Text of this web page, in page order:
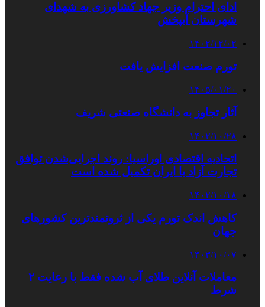
ادای احترام وزیر جهاد کشاورزی به شهدای
شهرستان آبپخش
۱۴۰۲/۱۲/۰۲
تورم صنعت افزایش یافت
۱۴۰۵/۰۱/۲۰
آثار تجاوز به دانشگاه صنعتی شریف
۱۴۰۲/۱۰/۲۸
اتحادیه اقتصادی اوراسیا: روند اجرایی‌شدن توافق
تجارت آزاد با ایران تکمیل شده است
۱۴۰۲/۱۰/۱۸
کاهش اندک تورم یکی از ثروتمندترین کشورهای
جهان
۱۴۰۳/۱۰/۰۷
معاملات آنلاین طلای آب شده فقط با رعایت ۲
شرط